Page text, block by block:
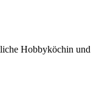
Hobbyköchin und